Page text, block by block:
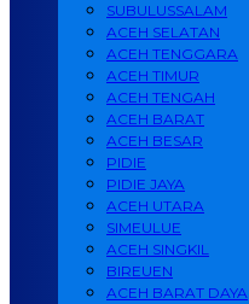
SUBULUSSALAM
ACEH SELATAN
ACEH TENGGARA
ACEH TIMUR
ACEH TENGAH
ACEH BARAT
ACEH BESAR
PIDIE
PIDIE JAYA
ACEH UTARA
SIMEULUE
ACEH SINGKIL
BIREUEN
ACEH BARAT DAYA